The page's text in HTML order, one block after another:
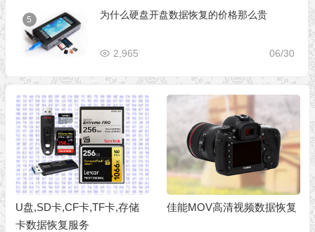
5 为什么硬盘开盘数据恢复的价格那么贵
06/30
2,965
U盘,SD卡,CF卡,TF卡,存储
卡数据恢复服务
佳能MOV高清视频数据恢复